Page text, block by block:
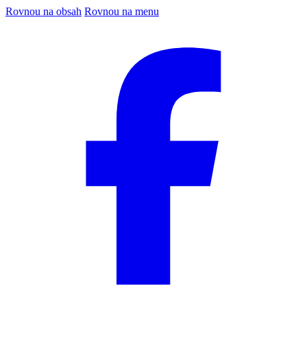
Rovnou na obsah Rovnou na menu